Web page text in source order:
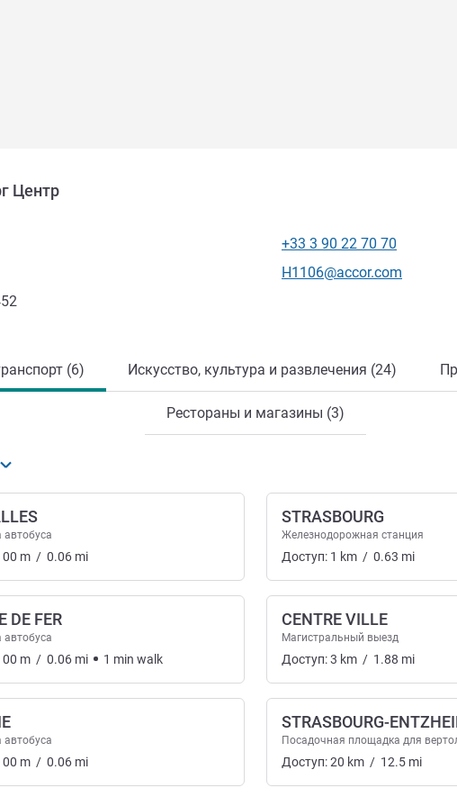
Центр
Телефон
+33 3 90 22 70 70
Контактный адрес
H1106@accor.com
(6) Искусство, культура и развлечения (24)
Рестораны и магазины (3)
автобуса
m / 0.06 mi
DE FER
автобуса
m / 0.06 mi 1 min walk
автобуса
m / 0.06 mi
STRASBOURG
Железнодорожная станция
Доступ: 1 km / 0.63 mi
CENTRE VILLE
Магистральный выезд
Доступ:3 km / 1.88 mi
STRASBOURG-
Посадочная площадка для
Доступ:20 km / 12.5 mi